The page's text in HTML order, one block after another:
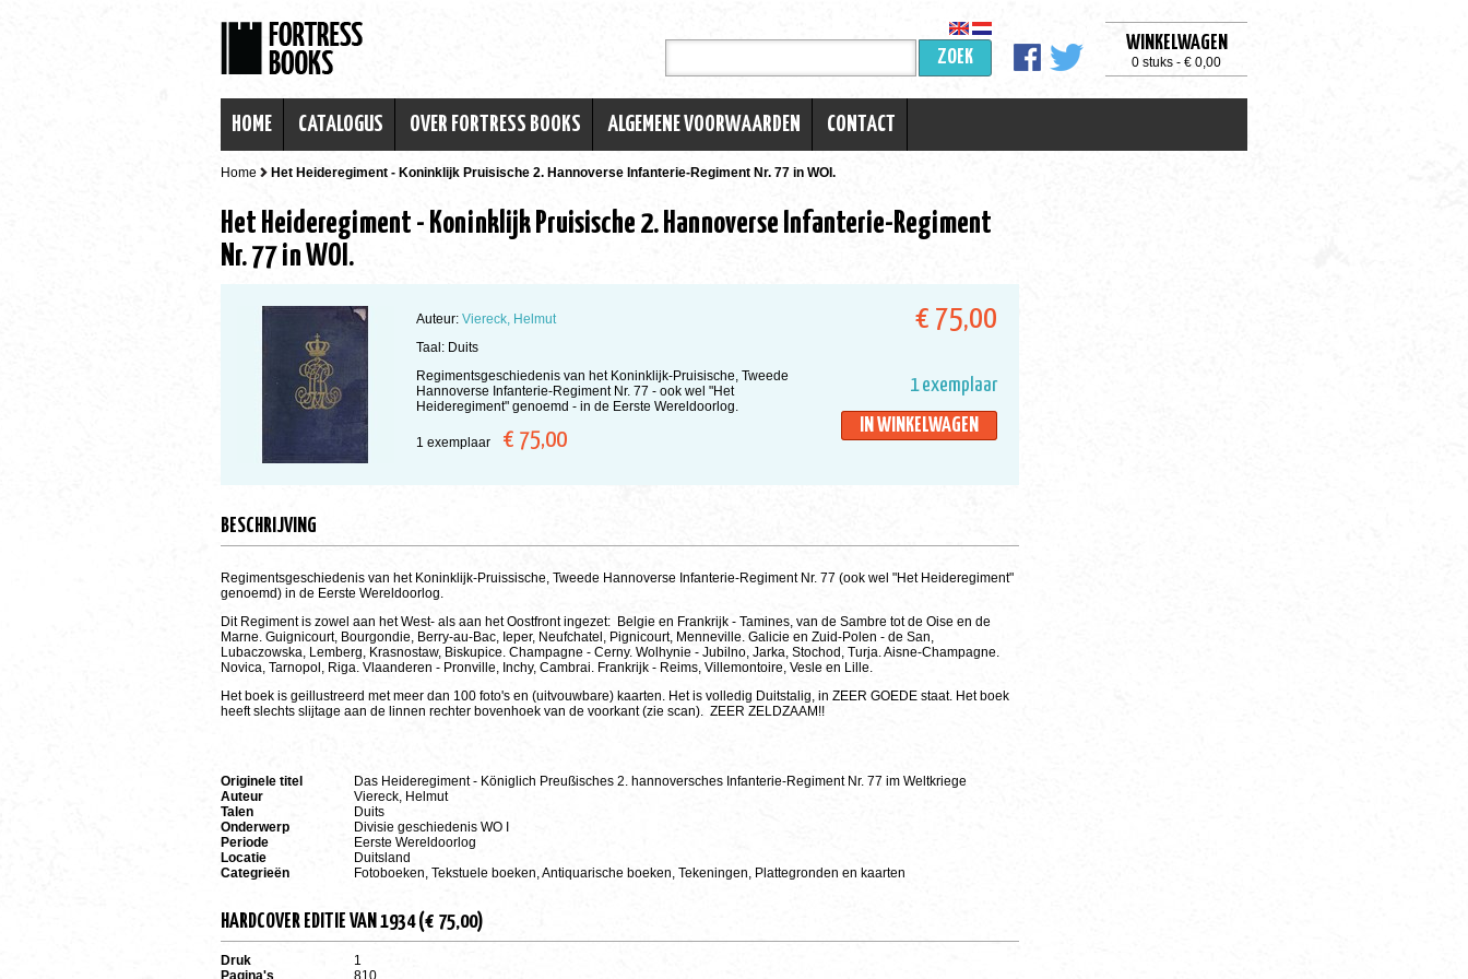
WINKELWAGEN
0 stuks - € 0,00
ZOEK
HOME CATALOGUS OVER FORTRESS BOOKS ALGEMENE VOORWAARDEN CONTACT
Home Het Heideregiment - Koninklijk Pruisische 2. Hannoverse Infanterie-Regiment Nr. 77 in WOI.
Het Heideregiment - Koninklijk Pruisische 2. Hannoverse Infanterie-Regiment
Nr. 77 in WOI.
Auteur: Viereck, Helmut
Taal: Duits
Regimentsgeschiedenis van het Koninklijk-Pruisische, Tweede
Hannoverse Infanterie-Regiment Nr. 77 - ook wel "Het
Heideregiment" genoemd - in de Eerste Wereldoorlog.
1 exemplaar € 75,00
€ 75,00
1 exemplaar
IN WINKELWAGEN
BESCHRIJVING
Regimentsgeschiedenis van het Koninklijk-Pruissische, Tweede Hannoverse Infanterie-Regiment Nr. 77 (ook wel "Het Heideregiment"
genoemd) in de Eerste Wereldoorlog.
Dit Regiment is zowel aan het West- als aan het Oostfront ingezet: Belgie en Frankrijk - Tamines, van de Sambre tot de Oise en de
Marne. Guignicourt, Bourgondie, Berry-au-Bac, Ieper, Neufchatel, Pignicourt, Menneville. Galicie en Zuid-Polen - de San,
Lubaczowska, Lemberg, Krasnostaw, Biskupice. Champagne - Cerny. Wolhynie - Jubilno, Jarka, Stochod, Turja. Aisne-Champagne.
Novica, Tarnopol, Riga. Vlaanderen - Pronville, Inchy, Cambrai. Frankrijk - Reims, Villemontoire, Vesle en Lille.
Het boek is geillustreerd met meer dan 100 foto's en (uitvouwbare) kaarten. Het is volledig Duitstalig, in ZEER GOEDE staat. Het boek
heeft slechts slijtage aan de linnen rechter bovenhoek van de voorkant (zie scan). ZEER ZELDZAAM!!
Originele titel
Das Heideregiment - Königlich Preußisches 2. hannoversches Infanterie-Regiment Nr. 77 im Weltkriege
Auteur
Viereck, Helmut
Talen
Duits
Onderwerp
Divisie geschiedenis WO I
Periode
Eerste Wereldoorlog
Locatie
Duitsland
Categrieën
Fotoboeken, Tekstuele boeken, Antiquarische boeken, Tekeningen, Plattegronden en kaarten
HARDCOVER EDITIE VAN 1934 (€ 75,00)
Druk
1
Pagina's
810